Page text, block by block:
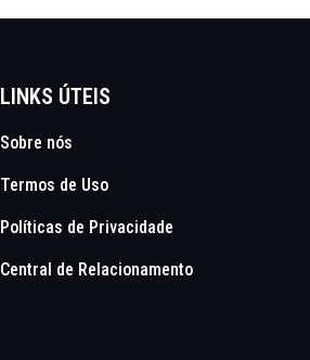
LINKS ÚTEIS
Sobre nós
Termos de Uso
Políticas de Privacidade
Central de Relacionamento